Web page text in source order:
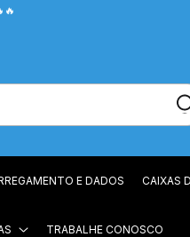
E DADOS CAIXAS
TRABALHE CONOSCO